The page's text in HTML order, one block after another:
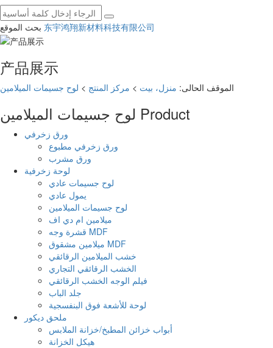
بحث الموقع 东宇鸿翔新材料科技有限公司
产品展示
الموقف الحالى: منزل، بيت > مركز المنتج > لوح جسيمات الميلامين
Product
ورق زخرفي
ورق زخرفي مطبوع
ورق مشرب
لوحة زخرفية
لوح جسيمات عادي
يمول عادي
لوح جسيمات الميلامين
ميلامين ام دي اف
قشرة وجه MDF
ميلامين مشقوق MDF
خشب الميلامين الرقائقي
الخشب الرقائقي التجاري
فيلم الوجه الخشب الرقائقي
جلد الباب
لوحة للأشعة فوق البنفسجية
ملحق ديكور
أبواب خزائن المطبخ/خزانة الملابس
هيكل الخزانة